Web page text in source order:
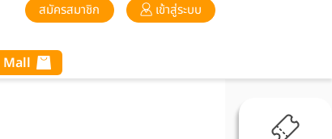
สมัครสมาชิก เข้าสู่ระบบ
Mall